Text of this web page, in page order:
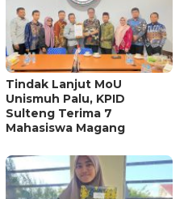
Tindak Lanjut MoU
Unismuh Palu, KPID
Sulteng Terima 7
Mahasiswa Magang